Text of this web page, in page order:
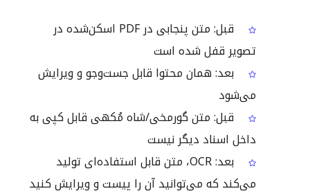
قبل: متن پنجابی در PDF اسکن‌شده در
تصویر قفل شده است
بعد: همان محتوا قابل جست‌وجو و ویرایش
می‌شود
قبل: متن گورمخی/شاہ مُکھی قابل کپی به
داخل اسناد دیگر نیست
بعد: OCR، متن قابل استفاده‌ای تولید
می‌کند که می‌توانید آن را پیست و ویرایش کنید